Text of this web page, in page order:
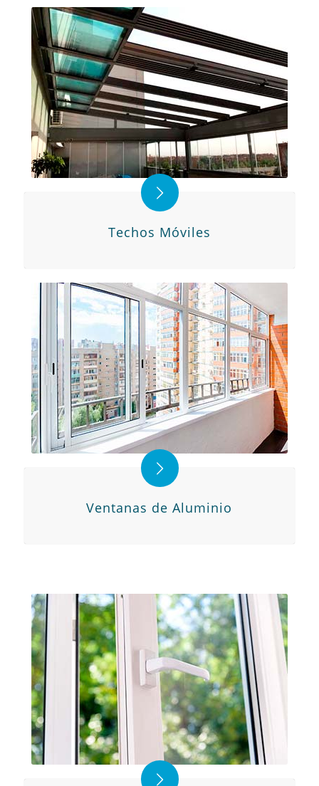
Techos Móviles
Ventanas de Aluminio